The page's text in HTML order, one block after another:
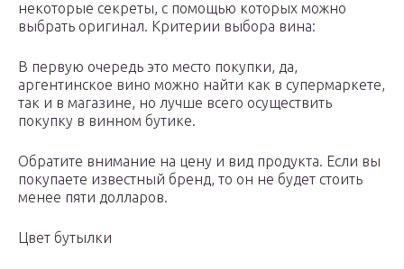
некоторые секреты, с помощью которых можно
выбрать оригинал. Критерии выбора вина:
В первую очередь это место покупки, да,
аргентинское вино можно найти как в супермаркете,
так и в магазине, но лучше всего осуществить
покупку в винном бутике.
Обратите внимание на цену и вид продукта. Если вы
покупаете известный бренд, то он не будет стоить
менее пяти долларов.
Цвет бутылки